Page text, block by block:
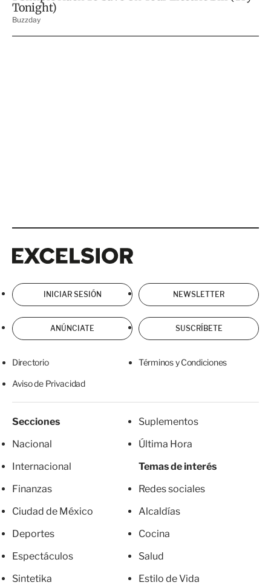
INICIAR SESIÓN NEWSLETTER
ANÚNCIATE SUSCRÍBETE
Directorio Términos y Condiciones
Aviso de Privacidad
Secciones
Nacional
Internacional
Finanzas
Ciudad de México
Deportes
Espectáculos
Sintetika
Suplementos
Última Hora
Temas de interés
Redes sociales
Alcaldías
Cocina
Salud
Estilo de Vida